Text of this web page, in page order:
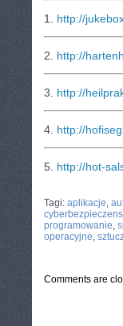
1. http://
2. http://
3. http://
4. http://
5. http://hot-
Tagi: aplikacje,
programowanie,
operacyjne,
Comments are